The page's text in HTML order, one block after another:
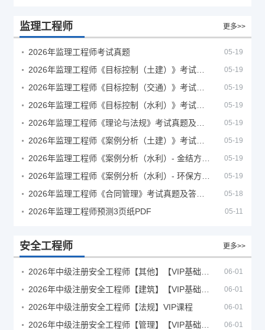
监理工程师 更多>>
2026年监理工程师考试真题 05-19
05-19
05-19
05-19
05-19
05-19
05-19
05-19
05-18
2026年监理工程师预测3页纸PDF 05-11
安全工程师 更多>>
06-01
06-01
2026年中级注册安全工程师【法规】VIP课程 06-01
06-01